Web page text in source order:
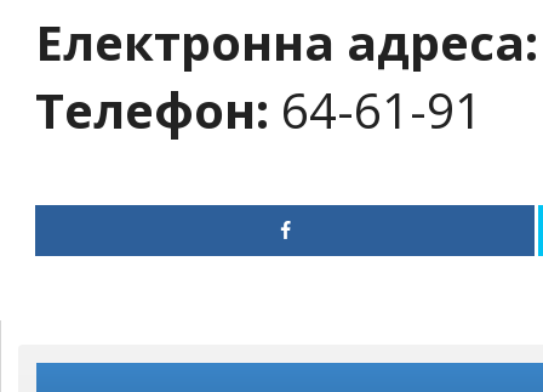
Електронна адреса:
Телефон: 64-61-91